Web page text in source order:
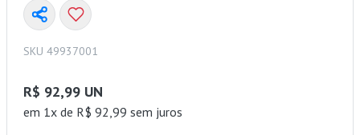
SKU 49937001
R$ 92,99 UN
em 1x de R$ 92,99 sem juros